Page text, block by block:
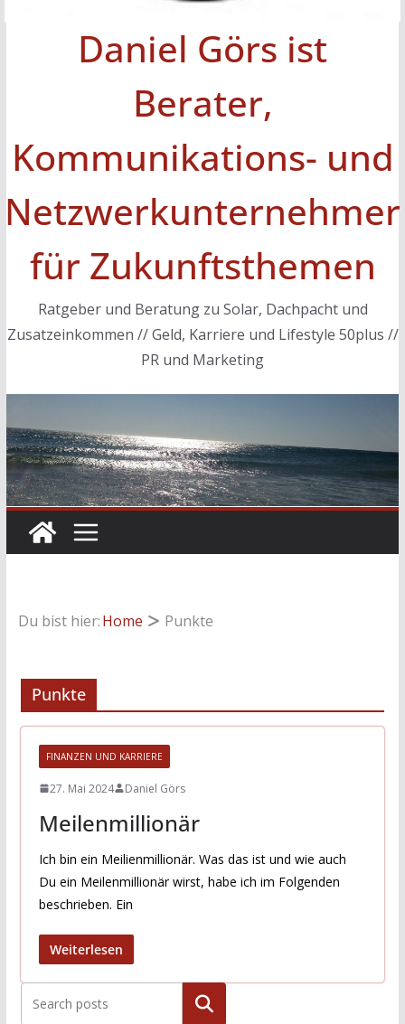
Daniel Görs ist
Berater,
Kommunikations- und
Netzwerkunternehmer
für Zukunftsthemen
Ratgeber und Beratung zu Solar, Dachpacht und
Zusatzeinkommen // Geld, Karriere und Lifestyle 50plus //
PR und Marketing
Du bist hier:Home Punkte
Punkte
FINANZEN UND KARRIERE
27. Mai 2024 Daniel Görs
Meilenmillionär
Ich bin ein Meilienmillionär. Was das ist und wie auch
Du ein Meilenmillionär wirst, habe ich im Folgenden
beschrieben. Ein
Weiterlesen
Suchen